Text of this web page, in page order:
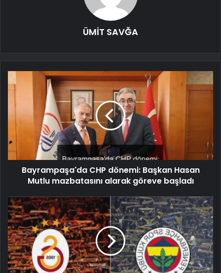
ÜMİT SAVĞA
Bayrampaşa'da CHP dönemi: Başkan Hasan
Mutlu mazbatasını alarak göreve başladı